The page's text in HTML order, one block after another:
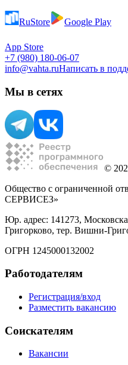
RuStore Google Play
App Store
+7 (980) 180-06-07
info@vahta.ruНаписать в
Мы в сетях
©
Общество с ограниченной
СЕРВИСЕЗ»
Юр. адрес: 141273,
Григорково, тер. Вишни-
ОГРН 1245000132002
Работодателям
Регистрация/вход
Разместить вакансию
Соискателям
Вакансии